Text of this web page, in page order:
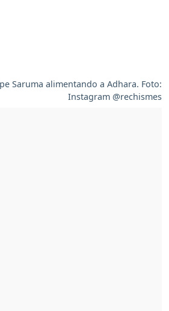
Saruma alimentando a Adhara. Foto:
Instagram @rechismes